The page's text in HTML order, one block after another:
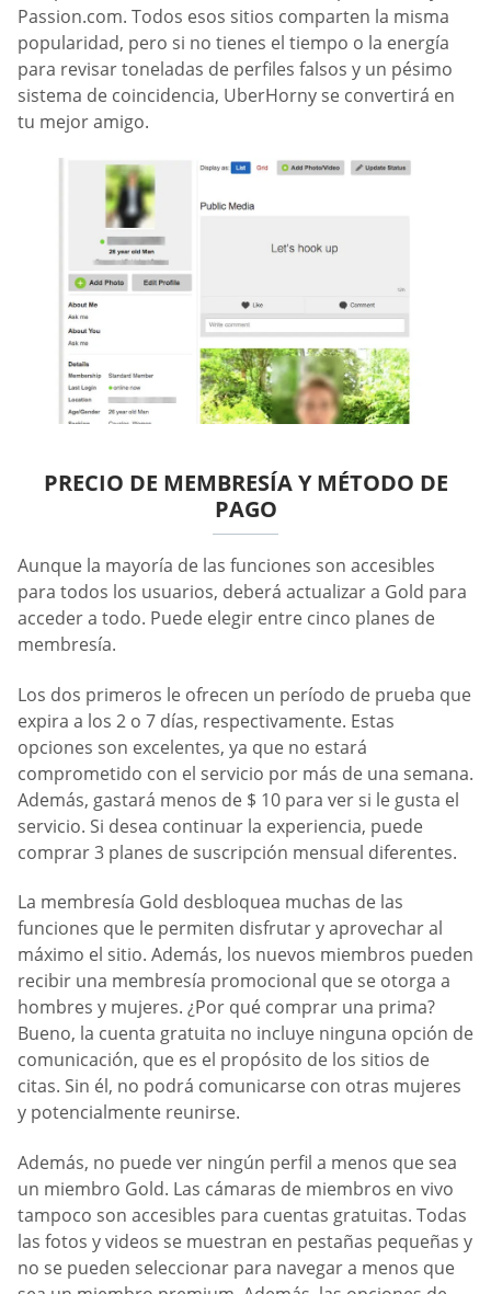
Passion.com. Todos esos sitios comparten la misma
popularidad, pero si no tienes el tiempo o la energía
para revisar toneladas de perfiles falsos y un pésimo
sistema de coincidencia, UberHorny se convertirá en
tu mejor amigo.
PRECIO DE MEMBRESÍA Y MÉTODO DE
PAGO
Aunque la mayoría de las funciones son accesibles
para todos los usuarios, deberá actualizar a Gold para
acceder a todo. Puede elegir entre cinco planes de
membresía.
Los dos primeros le ofrecen un período de prueba que
expira a los 2 o 7 días, respectivamente. Estas
opciones son excelentes, ya que no estará
comprometido con el servicio por más de una semana.
Además, gastará menos de $ 10 para ver si le gusta el
servicio. Si desea continuar la experiencia, puede
comprar 3 planes de suscripción mensual diferentes.
La membresía Gold desbloquea muchas de las
funciones que le permiten disfrutar y aprovechar al
máximo el sitio. Además, los nuevos miembros pueden
recibir una membresía promocional que se otorga a
hombres y mujeres. ¿Por qué comprar una prima?
Bueno, la cuenta gratuita no incluye ninguna opción de
comunicación, que es el propósito de los sitios de
citas. Sin él, no podrá comunicarse con otras mujeres
y potencialmente reunirse.
Además, no puede ver ningún perfil a menos que sea
un miembro Gold. Las cámaras de miembros en vivo
tampoco son accesibles para cuentas gratuitas. Todas
las fotos y videos se muestran en pestañas pequeñas y
no se pueden seleccionar para navegar a menos que